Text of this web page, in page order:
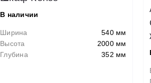
В наличии
Ширина
540 мм
Высота
2000 мм
Глубина
352 мм